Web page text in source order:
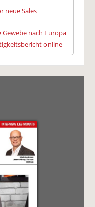
neue Sales
nach Europa
online